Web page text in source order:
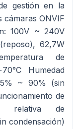
gestión en la
cámaras ONVIF
100V ~ 240V
62,7W
de
Humedad
5% ~ 90% (sin
de
relativa de
condensación)